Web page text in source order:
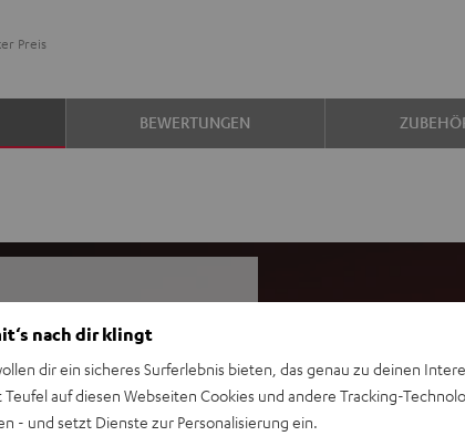
Preis
BEWERTUNGEN
denen echter Stereo-Sound
kabellos oder mit dem
nach dir klingt
dir ein sicheres Surferlebnis bieten, das genau zu deinen
Teufel auf diesen Webseiten Cookies und andere Tracking-
- und setzt Dienste zur Personalisierung ein.